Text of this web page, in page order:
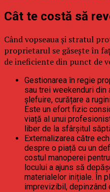
Cât te costă să
Când vopseaua și stratul
proprietarul se găsește în
de ineficiente din punct de
Gestionarea în regie
sau trei weekenduri din
șlefuire, curățare a
Este un efort fizic
viață al unui
liber de la sfârșitul
Externalizarea către
despre o piață cu un
costul manoperei
locului a ajuns să
materialelor inițiale. În
imprevizibil, depinzând